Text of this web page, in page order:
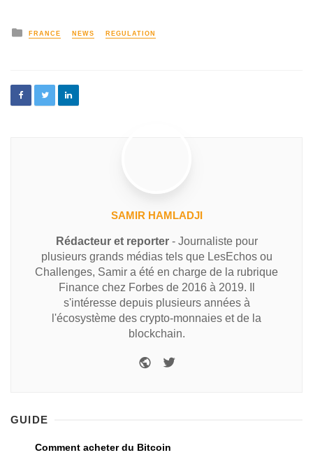
FRANCE NEWS REGULATION
SAMIR HAMLADJI
Rédacteur et reporter- Journaliste pour
plusieurs grands médias tels que LesEchos ou
Challenges, Samir a été en charge de la rubrique
Finance chez Forbes de 2016 à 2019. Il
s'intéresse depuis plusieurs années à
l'écosystème des crypto-monnaies et de la
blockchain.
GUIDE
Comment acheter du Bitcoin